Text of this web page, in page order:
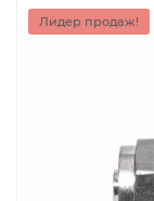
Лидер продаж!